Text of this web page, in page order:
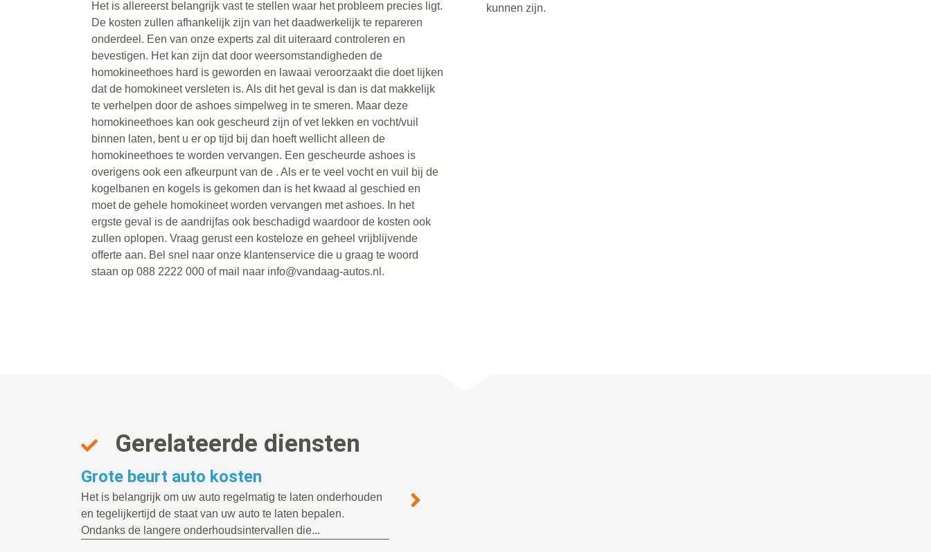
Het is allereerst belangrijk vast te stellen waar het probleem precies ligt.
De kosten zullen afhankelijk zijn van het daadwerkelijk te repareren
onderdeel. Een van onze experts zal dit uiteraard controleren en
bevestigen. Het kan zijn dat door weersomstandigheden de
homokineethoes hard is geworden en lawaai veroorzaakt die doet lijken
dat de homokineet versleten is. Als dit het geval is dan is dat makkelijk
te verhelpen door de ashoes simpelweg in te smeren. Maar deze
homokineethoes kan ook gescheurd zijn of vet lekken en vocht/vuil
binnen laten, bent u er op tijd bij dan hoeft wellicht alleen de
homokineethoes te worden vervangen. Een gescheurde ashoes is
overigens ook een afkeurpunt van de . Als er te veel vocht en vuil bij de
kogelbanen en kogels is gekomen dan is het kwaad al geschied en
moet de gehele homokineet worden vervangen met ashoes. In het
ergste geval is de aandrijfas ook beschadigd waardoor de kosten ook
zullen oplopen. Vraag gerust een kosteloze en geheel vrijblijvende
offerte aan. Bel snel naar onze klantenservice die u graag te woord
staan op 088 2222 000 of mail naar info@vandaag-autos.nl.
kunnen zijn.
Gerelateerde diensten
Grote beurt auto kosten
Het is belangrijk om uw auto regelmatig te laten onderhouden
en tegelijkertijd de staat van uw auto te laten bepalen.
Ondanks de langere onderhoudsintervallen die...